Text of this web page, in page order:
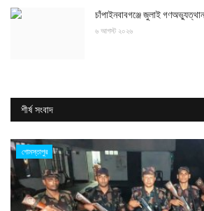
চাঁপাইনবাবগঞ্জে জুলাই গণঅভ্যুত্থান
৬ আগস্ট ২০২৬
শীর্ষ সংবাদ
গোমস্তাপুর